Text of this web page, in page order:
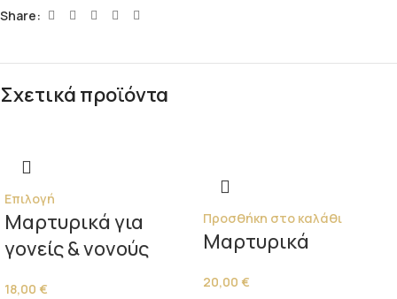
Share:
Σχετικά προϊόντα
Επιλογή
Μαρτυρικά για
γονείς & νονούς
18,00 €
Προσθήκη στο καλάθι
Μαρτυρικά
20,00 €